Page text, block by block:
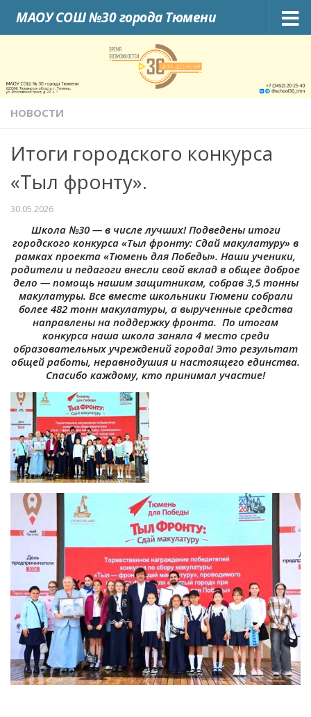
Skip to content
МАОУ СОШ №30 города Тюмени
НОВОСТИ
Итоги городского конкурса
«Тыл фронту».
30.05.2026
Школа №30 — в числе лучших! Подведены итоги
городского конкурса «Тыл фронту: Сдай макулатуру» в
рамках проекта «Тюмень для Победы». Наши ученики,
родители и педагоги внесли свой вклад в общее доброе
дело — помощь нашим защитникам, собрав 3,5 тонны
макулатуры. Все вместе школьники Тюмени собрали
более 482 тонн макулатуры, а вырученные средства
направлены на поддержку фронта. По итогам
конкурса наша школа заняла 4 место среди
образовательных учреждений города! Это результат
общей работы, неравнодушия и настоящего единства.
Спасибо каждому, кто принимал участие!